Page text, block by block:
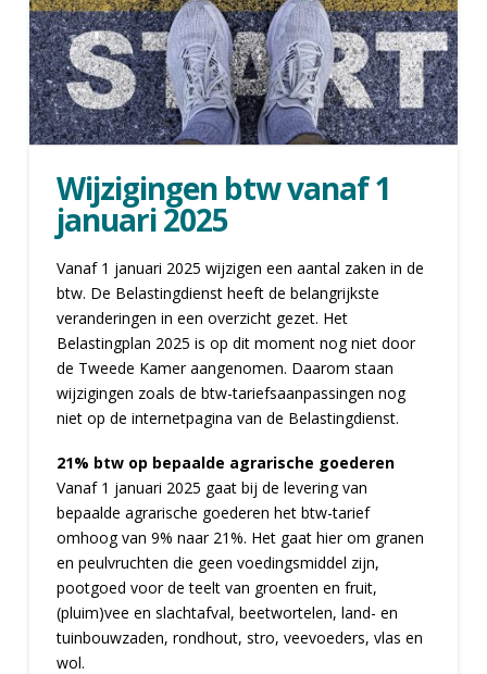
Wijzigingen btw vanaf 1
januari 2025
Vanaf 1 januari 2025 wijzigen een aantal zaken in de
btw. De Belastingdienst heeft de belangrijkste
veranderingen in een overzicht gezet. Het
Belastingplan 2025 is op dit moment nog niet door
de Tweede Kamer aangenomen. Daarom staan
wijzigingen zoals de btw-tariefsaanpassingen nog
niet op de internetpagina van de Belastingdienst.
21% btw op bepaalde agrarische goederen
Vanaf 1 januari 2025 gaat bij de levering van
bepaalde agrarische goederen het btw-tarief
omhoog van 9% naar 21%. Het gaat hier om granen
en peulvruchten die geen voedingsmiddel zijn,
pootgoed voor de teelt van groenten en fruit,
(pluim)vee en slachtafval, beetwortelen, land- en
tuinbouwzaden, rondhout, stro, veevoeders, vlas en
wol.